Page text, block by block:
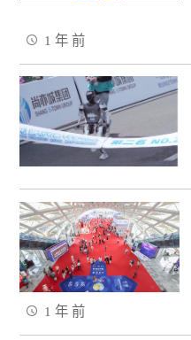
1 年 前
1 年 前